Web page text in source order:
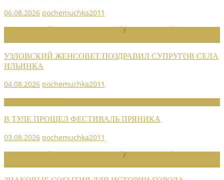
06.08.2026 pochemuchka2011
/
УЗЛОВСКИЙ ЖЕНСОВЕТ ПОЗДРАВИЛ СУПРУГОВ СЕЛА
ИЛЬИНКА
04.08.2026 pochemuchka2011
В ТУЛЕ ПРОШЕЛ ФЕСТИВАЛЬ ПРЯНИКА
03.08.2026 pochemuchka2011
/